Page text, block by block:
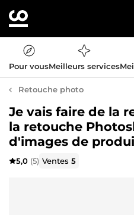
Pour vousMeilleurs services
Retouche photo
Je vais faire de la
la retouche
d'images de
5,0 (5) Ventes5